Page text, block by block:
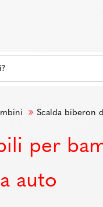
Scalda biberon
per
auto